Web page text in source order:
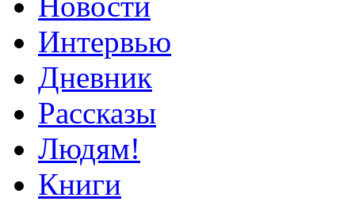
Интервью
Дневник
Рассказы
Людям!
Книги